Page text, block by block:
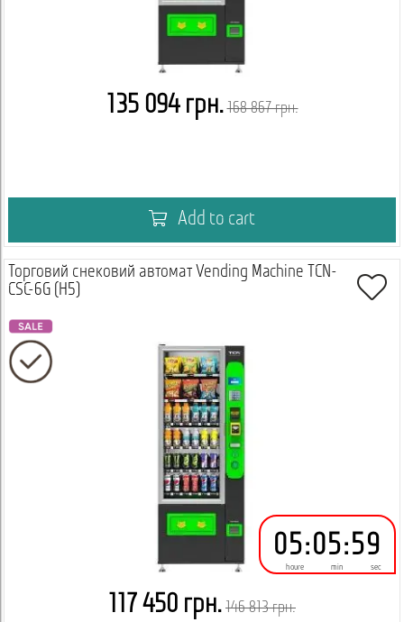
135 094 грн. 168 867 грн.
Add to cart
Торговий снековий автомат Vending Machine TCN-
CSC-6G (H5)
05
houre
:05
min
:59
sec
117 450 грн. 146 813 грн.